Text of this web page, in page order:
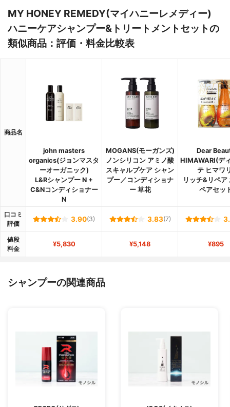
MY HONEY REMEDY(マイハニーレメディー)
ハニーケアシャンプー&トリートメントセットの
類似商品：評価・料金比較表
商品名
john masters
organics(ジョンマスタ
ーオーガニック)
L&Rシャンプー N +
C&Nコンディショナー
N
MOGANS(モーガンズ)
ノンシリコン アミノ酸
スキャルプケア シャン
プー／コンディショナ
ー 草花
Dear
HIMAWARI(デ
テ ヒマワ
リッチ&リペア
ペアセッ
口コミ
評価
3.90(3) 3.83(7)
値段
料金
¥5,830 ¥5,148 ¥895
シャンプーの関連商品